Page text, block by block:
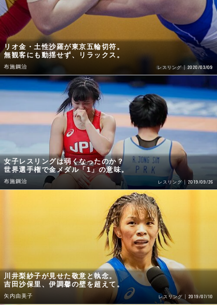
リオ金・土性沙羅が東京五輪切符。
無観客にも動揺せず、リラックス。
布施鋼治 レスリング 2020/03/09
女子レスリングは弱くなったのか？
世界選手権で金メダル「1」の意味。
布施鋼治 レスリング 2019/09/26
川井梨紗子が見せた敬意と執念。
吉田沙保里、伊調馨の壁を超えて。
矢内由美子 レスリング 2019/07/10